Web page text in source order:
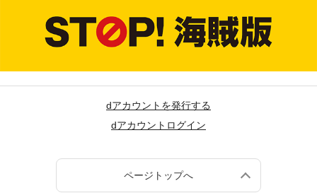
dアカウントを発行する
dアカウントログイン
ページトップへ